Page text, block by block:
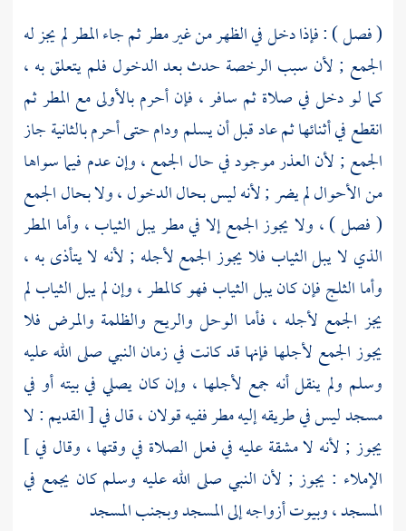
( فصل ) : فإذا دخل في الظهر من غير مطر ثم جاء المطر لم يجز له
الجمع ; لأن سبب الرخصة حدث بعد الدخول فلم يتعلق به ،
كما لو دخل في صلاة ثم سافر ، فإن أحرم بالأولى مع المطر ثم
انقطع في أثنائها ثم عاد قبل أن يسلم ودام حتى أحرم بالثانية جاز
الجمع ; لأن العذر موجود في حال الجمع ، وإن عدم فيما سواها
من الأحوال لم يضر ; لأنه ليس بحال الدخول ، ولا بحال الجمع
( فصل ) ، ولا يجوز الجمع إلا في مطر يبل الثياب ، وأما المطر
الذي لا يبل الثياب فلا يجوز الجمع لأجله ; لأنه لا يتأذى به ،
وأما الثلج فإن كان يبل الثياب فهو كالمطر ، وإن لم يبل الثياب لم
يجز الجمع لأجله ، فأما الوحل والريح والظلمة والمرض فلا
يجوز الجمع لأجلها فإنها قد كانت في زمان النبي صلى الله عليه
وسلم ولم ينقل أنه جمع لأجلها ، وإن كان يصلي في بيته أو في
مسجد ليس في طريقه إليه مطر ففيه قولان ، قال في [ القديم : لا
يجوز ; لأنه لا مشقة عليه في فعل الصلاة في وقتها ، وقال في ]
الإملاء : يجوز ; لأن النبي صلى الله عليه وسلم كان يجمع في
المسجد ، وبيوت أزواجه إلى المسجد وبجنب المسجد